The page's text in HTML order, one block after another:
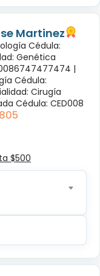
Martinez
Cédula:
Genética
|
Cédula:
Cirugía
Cédula: CED008
$500